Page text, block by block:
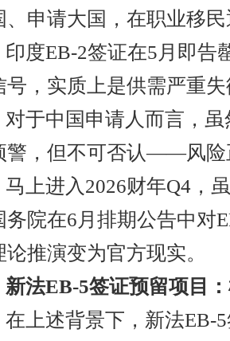
、申请大国，在职业移
印度EB-2签证在5月即告
号，实质上是供需严重
对于中国申请人而言，
警，但不可否认——风险
马上进入2026财年Q4，
务院在6月排期公告中对
论推演变为官方现实。
新法EB-5签证预留项目
在上述背景下，新法EB-